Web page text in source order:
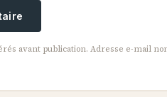
avant publication. Adresse e-mail